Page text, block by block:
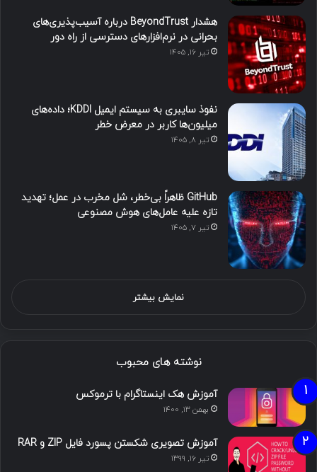
هشدار BeyondTrust درباره آسیب‌پذیری‌های
بحرانی در نرم‌افزارهای دسترسی از راه دور
تیر ۱۶, ۱۴۰۵
نفوذ سایبری به سیستم ایمیل KDDI؛ داده‌های
میلیون‌ها کاربر در معرض خطر
تیر ۸, ۱۴۰۵
GitHub ظاهراً بی‌خطر، شل مخرب در عمل؛ تهدید
تازه علیه عامل‌های هوش مصنوعی
تیر ۷, ۱۴۰۵
نمایش بیشتر
نوشته های محبوب
آموزش هک اینستاگرام با ترموکس
بهمن ۱۳, ۱۴۰۰
آموزش تصویری شکستن پسورد فایل ZIP و RAR
تیر ۱۶, ۱۳۹۹